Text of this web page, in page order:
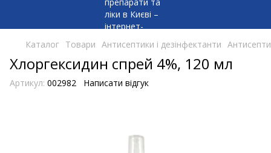
Каталог Товари Антисептики і дезінфектанти
Хлоргексидин спрей 4%, 120 мл
Артикул: 002982 Написати відгук